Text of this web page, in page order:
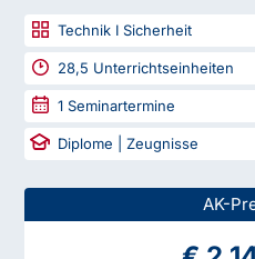
Technik I Sicherheit
28,5 Unterrichtseinheiten
1 Seminartermine
Diplome | Zeugnisse
AK-